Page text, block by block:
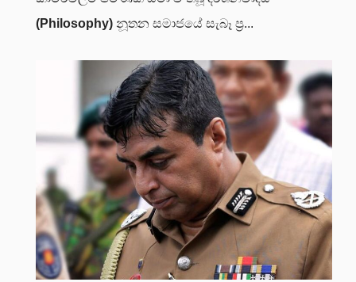
(Philosophy) නූතන සමාජයේ සැබෑ ප්‍ර...